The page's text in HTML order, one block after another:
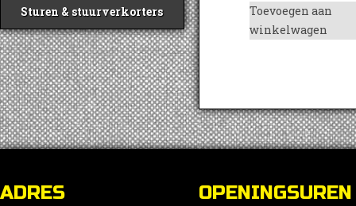
Sturen & stuurverkorters
Toevoegen aan
winkelwagen
ADRES OPENINGSUREN